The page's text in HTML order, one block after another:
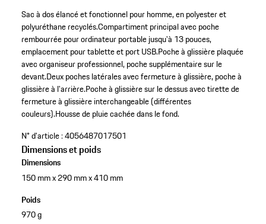
Sac à dos élancé et fonctionnel pour homme, en polyester et
polyuréthane recyclés.Compartiment principal avec poche
rembourrée pour ordinateur portable jusqu'à 13 pouces,
emplacement pour tablette et port USB.Poche à glissière plaquée
avec organiseur professionnel, poche supplémentaire sur le
devant.Deux poches latérales avec fermeture à glissière, poche à
glissière à l'arrière.Poche à glissière sur le dessus avec tirette de
fermeture à glissière interchangeable (différentes
couleurs).Housse de pluie cachée dans le fond.
N° d'article :4056487017501
Dimensions et poids
Dimensions
150 mm x 290 mm x 410 mm
Poids
970 g